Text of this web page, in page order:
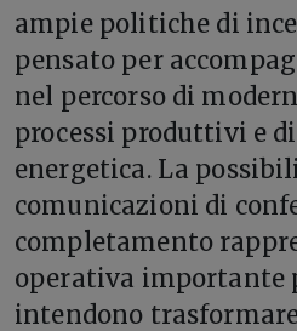
ampie politiche di
pensato per
nel percorso di
processi produttivi e
energetica. La
comunicazioni di
completamento
operativa importante
intendono